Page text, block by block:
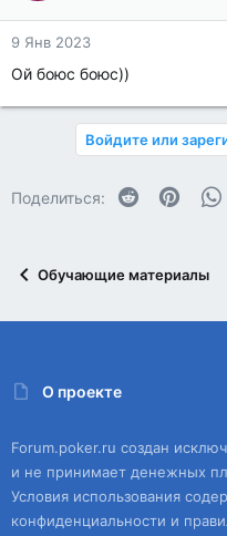
9 Янв 2023
Ой боюс боюс))
Войдите или
Поделиться: Reddit
Обучающие материалы
О проекте
Forum.poker.ru создан
и не принимает денежных
Условия использования
конфиденциальности и